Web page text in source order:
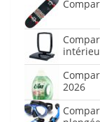
2026